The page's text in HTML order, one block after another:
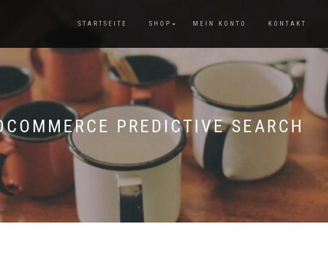
STARTSEITE SHOP MEIN KONTO KONTAKT
PREDICTIVE SEARCH